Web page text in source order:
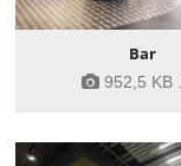
Bar
952,5 KB